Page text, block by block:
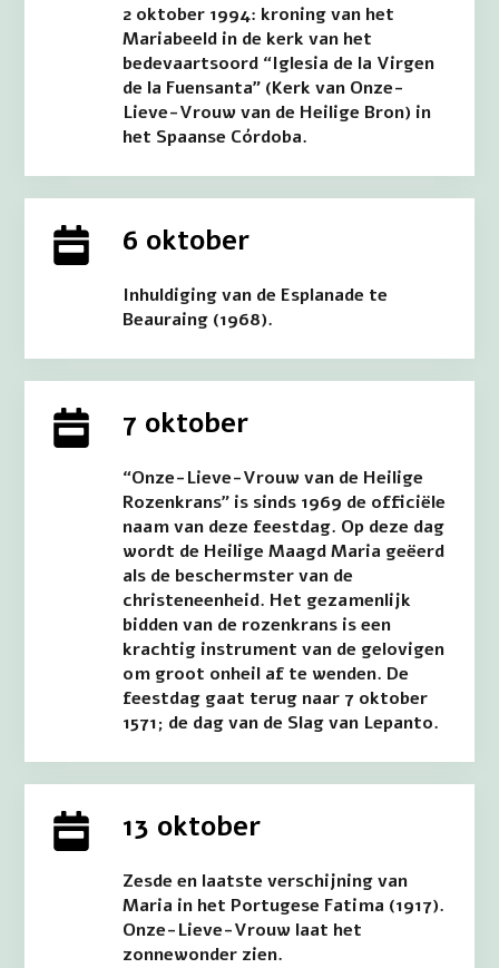
2 oktober 1994: kroning van het
Mariabeeld in de kerk van het
bedevaartsoord “Iglesia de la Virgen
de la Fuensanta” (Kerk van Onze-
Lieve-Vrouw van de Heilige Bron) in
het Spaanse Córdoba.
6 oktober
Inhuldiging van de Esplanade te
Beauraing (1968).
7 oktober
“Onze-Lieve-Vrouw van de Heilige
Rozenkrans” is sinds 1969 de officiële
naam van deze feestdag. Op deze dag
wordt de Heilige Maagd Maria geëerd
als de beschermster van de
christeneenheid. Het gezamenlijk
bidden van de rozenkrans is een
krachtig instrument van de gelovigen
om groot onheil af te wenden. De
feestdag gaat terug naar 7 oktober
1571; de dag van de Slag van Lepanto.
13 oktober
Zesde en laatste verschijning van
Maria in het Portugese Fatima (1917).
Onze-Lieve-Vrouw laat het
zonnewonder zien.